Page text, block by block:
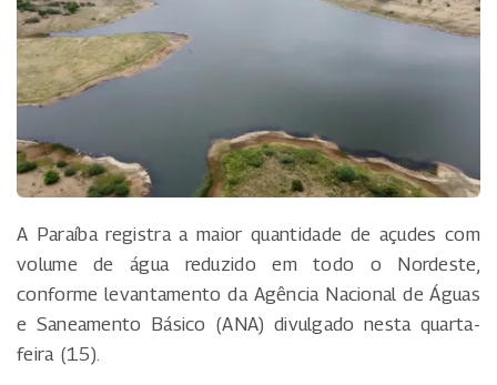
A Paraíba registra a maior quantidade de açudes com
volume de água reduzido em todo o Nordeste,
conforme levantamento da Agência Nacional de Águas
e Saneamento Básico (ANA) divulgado nesta quarta-
feira (15).